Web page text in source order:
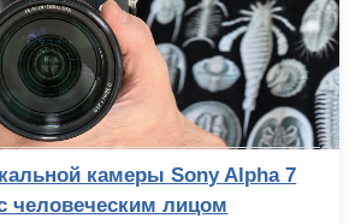
камеры Sony Alpha 7
человеческим лицом